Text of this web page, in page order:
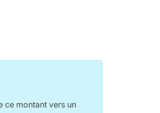
ce montant vers un